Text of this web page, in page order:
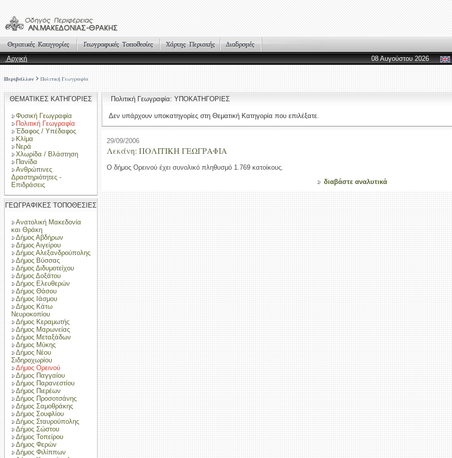
Αρχική
08 Αυγούστου 2026
Περιβάλλον Πολιτική Γεωγραφία
ΘΕΜΑΤΙΚΕΣ ΚΑΤΗΓΟΡΙΕΣ
Φυσική Γεωγραφία
Πολιτική Γεωγραφία
Έδαφος / Υπέδαφος
Κλίμα
Νερά
Χλωρίδα / Βλάστηση
Πανίδα
Ανθρώπινες
Δραστηριότητες -
Επιδράσεις
ΓΕΩΓΡΑΦΙΚΕΣ ΤΟΠΟΘΕΣΙΕΣ
Ανατολική Μακεδονία
και Θράκη
Δήμος Αβδήρων
Δήμος Αιγείρου
Δήμος Αλεξανδρούπολης
Δήμος Βύσσας
Δήμος Διδυμοτείχου
Δήμος Δοξάτου
Δήμος Ελευθερών
Δήμος Θάσου
Δήμος Ιάσμου
Δήμος Κάτω
Νευροκοπίου
Δήμος Κεραμωτής
Δήμος Μαρωνείας
Δήμος Μεταξάδων
Δήμος Μύκης
Δήμος Νέου
Σιδηροχωρίου
Δήμος Ορεινού
Δήμος Παγγαίου
Δήμος Παρανεστίου
Δήμος Πιερέων
Δήμος Προσοτσάνης
Δήμος Σαμοθράκης
Δήμος Σουφλίου
Δήμος Σταυρούπολης
Δήμος Σώστου
Δήμος Τοπείρου
Δήμος Φερών
Δήμος Φιλίππων
Πολιτική Γεωγραφία: ΥΠΟΚΑΤΗΓΟΡΙΕΣ
Δεν υπάρχουν υποκατηγορίες στη Θεματική Κατηγορία που επιλέξατε.
29/09/2006
Λεκάνη: ΠΟΛΙΤΙΚΗ ΓΕΩΓΡΑΦΙΑ
Ο δήμος Ορεινού έχει συνολικό πληθυσμό 1.769 κατοίκους.
διαβάστε αναλυτικά